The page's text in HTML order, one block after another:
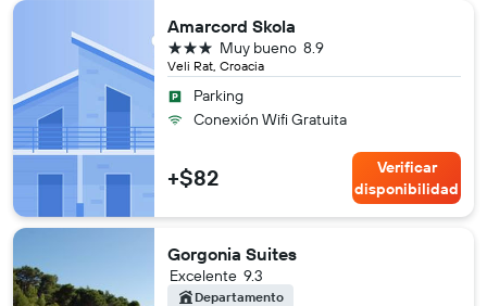
Amarcord Skola
Veli Rat, Croacia
8.9
Muy bueno
3 estrellas
Parking
Conexión Wifi Gratuita
+$82
Verificar
disponibilidad
Gorgonia Suites
9.3
Excelente
Departamento